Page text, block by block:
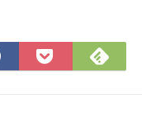
Facebook
で
Pocket
に
で